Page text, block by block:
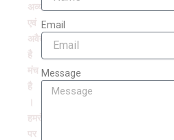
अव्यवसायिक
एवं
अवैतनिक
है
मंच
है
हमरंग
पर
Email
Message